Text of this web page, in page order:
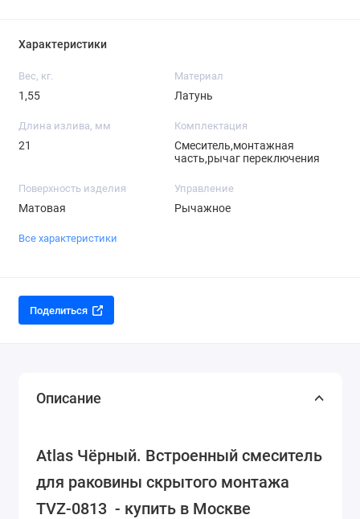
Характеристики
Вес, кг.
1,55
Материал
Латунь
Длина излива, мм
21
Комплектация
Смеситель,монтажная
часть,рычаг переключения
Поверхность изделия
Матовая
Управление
Рычажное
Все характеристики
Поделиться
Описание
Atlas Чёрный. Встроенный смеситель
для раковины скрытого монтажа
TVZ-0813 - купить в Москве